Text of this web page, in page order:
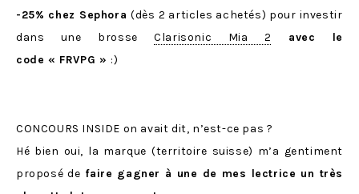
-25% chez Sephora(dès 2 articles achetés) pour investir
dans une brosseClarisonic Mia 2 avec le
code « FRVPG » :)
CONCOURS INSIDE on avait dit, n’est-ce pas ?
Hé bien oui, la marque (territoire suisse) m’a gentiment
proposé de faire gagner à une de mes lectrice un très